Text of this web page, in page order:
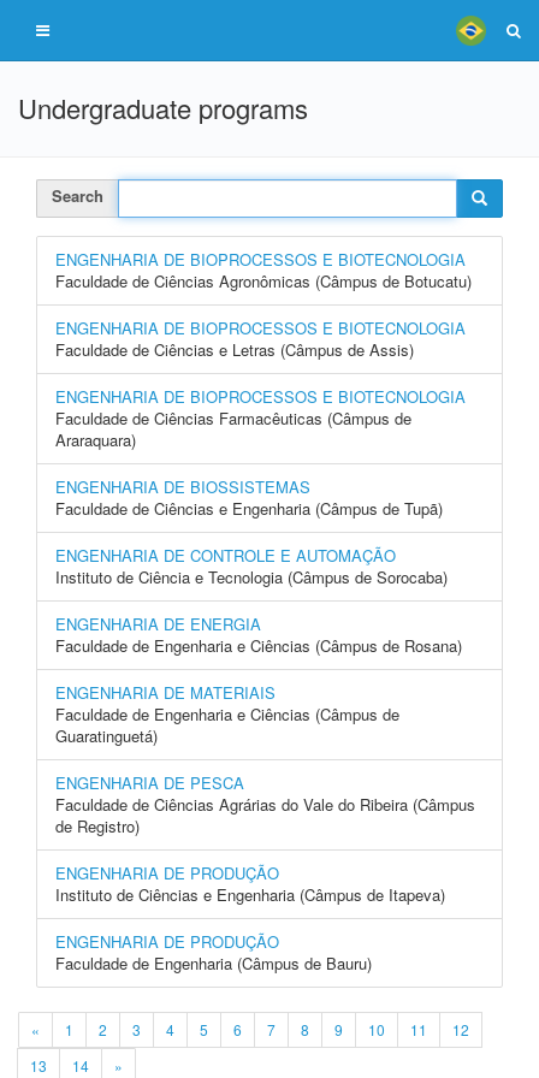
Undergraduate programs
Search
ENGENHARIA DE BIOPROCESSOS E BIOTECNOLOGIA
Faculdade de Ciências Agronômicas (Câmpus de Botucatu)
ENGENHARIA DE BIOPROCESSOS E BIOTECNOLOGIA
Faculdade de Ciências e Letras (Câmpus de Assis)
ENGENHARIA DE BIOPROCESSOS E BIOTECNOLOGIA
Faculdade de Ciências Farmacêuticas (Câmpus de
Araraquara)
ENGENHARIA DE BIOSSISTEMAS
Faculdade de Ciências e Engenharia (Câmpus de Tupã)
ENGENHARIA DE CONTROLE E AUTOMAÇÃO
Instituto de Ciência e Tecnologia (Câmpus de Sorocaba)
ENGENHARIA DE ENERGIA
Faculdade de Engenharia e Ciências (Câmpus de Rosana)
ENGENHARIA DE MATERIAIS
Faculdade de Engenharia e Ciências (Câmpus de
Guaratinguetá)
ENGENHARIA DE PESCA
Faculdade de Ciências Agrárias do Vale do Ribeira (Câmpus
de Registro)
ENGENHARIA DE PRODUÇÃO
Instituto de Ciências e Engenharia (Câmpus de Itapeva)
ENGENHARIA DE PRODUÇÃO
Faculdade de Engenharia (Câmpus de Bauru)
« 1 2 3 4 5 6 7 8 9 10 11
12
13
14 »